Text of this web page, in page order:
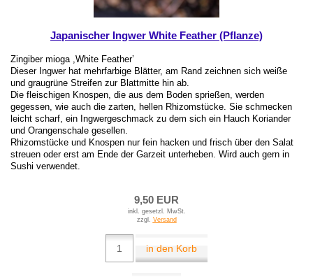
Japanischer Ingwer White Feather (Pflanze)
Zingiber mioga ,White Feather’
Dieser Ingwer hat mehrfarbige Blätter, am Rand zeichnen sich weiße
und graugrüne Streifen zur Blattmitte hin ab.
Die fleischigen Knospen, die aus dem Boden sprießen, werden
gegessen, wie auch die zarten, hellen Rhizomstücke. Sie schmecken
leicht scharf, ein Ingwergeschmack zu dem sich ein Hauch Koriander
und Orangenschale gesellen.
Rhizomstücke und Knospen nur fein hacken und frisch über den Salat
streuen oder erst am Ende der Garzeit unterheben. Wird auch gern in
Sushi verwendet.
9,50 EUR
inkl. gesetzl. MwSt.
zzgl. Versand
in den Korb